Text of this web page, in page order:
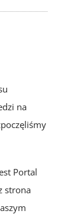
na
Portal
strona